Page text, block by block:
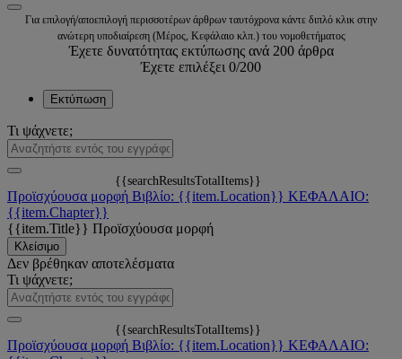
Για επιλογή/αποεπιλογή περισσοτέρων άρθρων ταυτόχρονα κάντε διπλό κλικ στην
ανώτερη υποδιαίρεση (Μέρος, Κεφάλαιο κλπ.) του νομοθετήματος
Έχετε δυνατότητας εκτύπωσης ανά 200 άρθρα
Έχετε επιλέξει 0/200
Εκτύπωση
Τι ψάχνετε;
{{searchResultsTotalItems}}
Προϊσχύουσα μορφή Βιβλίο: {{item.Location}} ΚΕΦΑΛΑΙΟ:
{{item.Chapter}}
{{item.Title}} Προϊσχύουσα μορφή
Κλείσιμο
Δεν βρέθηκαν αποτελέσματα
Τι ψάχνετε;
{{searchResultsTotalItems}}
Προϊσχύουσα μορφή Βιβλίο: {{item.Location}} ΚΕΦΑΛΑΙΟ: